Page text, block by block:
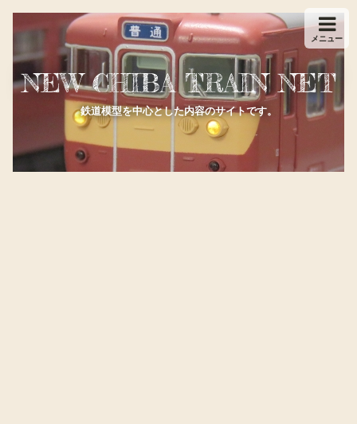
NEW CHIBA TRAIN NET
鉄道模型を中心とした内容のサイトです。
メニュー